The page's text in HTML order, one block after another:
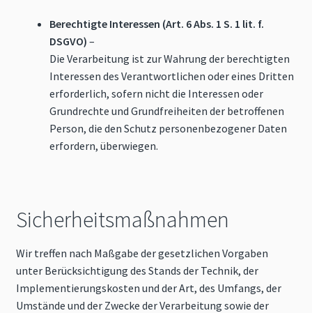
Berechtigte Interessen (Art. 6 Abs. 1 S. 1 lit. f.
DSGVO) –
Die Verarbeitung ist zur Wahrung der berechtigten
Interessen des Verantwortlichen oder eines Dritten
erforderlich, sofern nicht die Interessen oder
Grundrechte und Grundfreiheiten der betroffenen
Person, die den Schutz personenbezogener Daten
erfordern, überwiegen.
Sicherheitsmaßnahmen
Wir treffen nach Maßgabe der gesetzlichen Vorgaben
unter Berücksichtigung des Stands der Technik, der
Implementierungskosten und der Art, des Umfangs, der
Umstände und der Zwecke der Verarbeitung sowie der